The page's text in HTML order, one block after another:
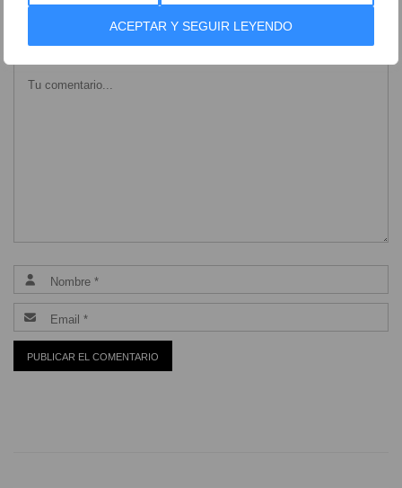
ACEPTAR Y SEGUIR LEYENDO
DEJA UN COMENTARIO